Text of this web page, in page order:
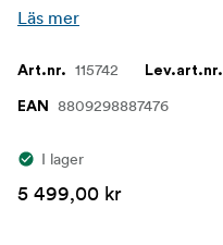
Läs mer
Art.nr. 115742 Lev.art.nr.
EAN 8809298887476
I lager
5 499,00 kr